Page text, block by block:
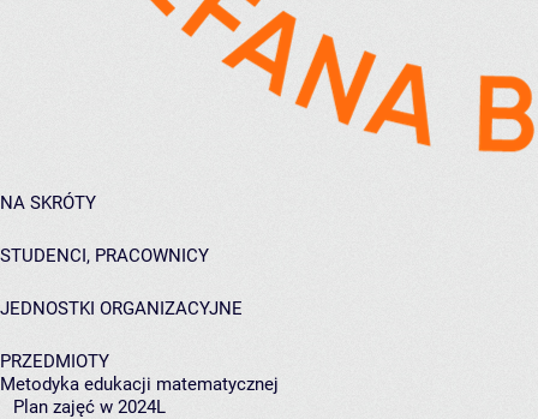
NA SKRÓTY
STUDENCI, PRACOWNICY
JEDNOSTKI ORGANIZACYJNE
PRZEDMIOTY
Metodyka edukacji matematycznej
Plan zajęć w 2024L